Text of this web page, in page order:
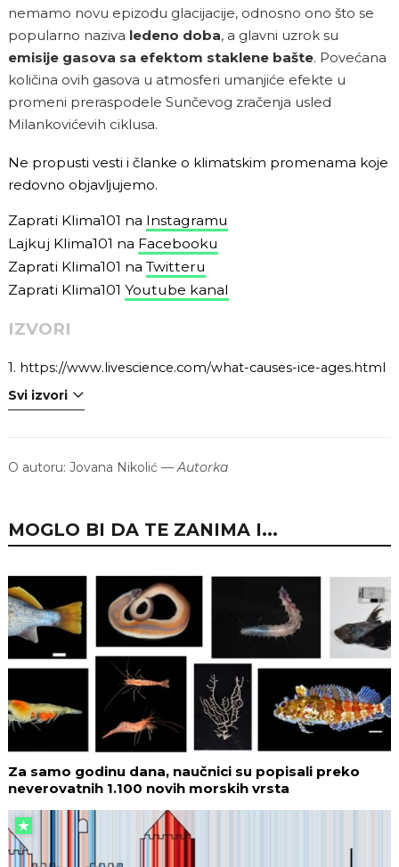
nemamo novu epizodu glacijacije, odnosno ono što se
popularno naziva ledeno doba, a glavni uzrok su
emisije gasova sa efektom staklene bašte. Povećana
količina ovih gasova u atmosferi umanjiće efekte u
promeni preraspodele Sunčevog zračenja usled
Milankovićevih ciklusa.
Ne propusti vesti i članke o klimatskim promenama koje
redovno objavljujemo.
Zaprati Klima101 na Instagramu
Lajkuj Klima101 na Facebooku
Zaprati Klima101 na Twitteru
Zaprati Klima101 Youtube kanal
IZVORI
1. https://www.livescience.com/what-causes-ice-ages.html
Svi izvori
O autoru: Jovana Nikolić —Autorka
MOGLO BI DA TE ZANIMA I...
Za samo godinu dana, naučnici su popisali preko
neverovatnih 1.100 novih morskih vrsta